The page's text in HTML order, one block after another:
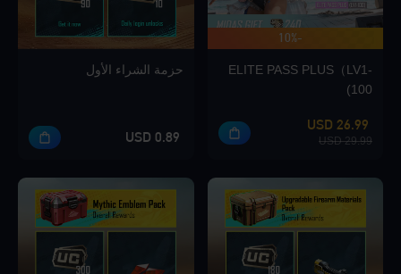
Loading...
Loading...
-10%
ELITE PASS PLUS（LV1-
100)
26.99 USD
29.99 USD
حزمة الشراء الأول
0.89 USD